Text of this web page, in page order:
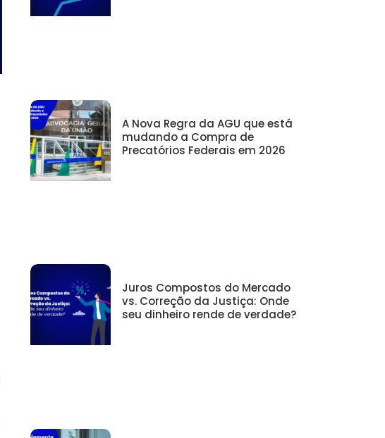
A Nova Regra da AGU que está
mudando a Compra de
Precatórios Federais em 2026
Juros Compostos do Mercado
vs. Correção da Justiça: Onde
seu dinheiro rende de verdade?